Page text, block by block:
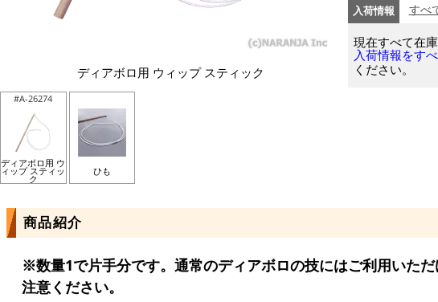
ディアボロ用 ウィップ スティック
#A-26274
ディアボロ用 ウ
ィップ スティッ
ク
ひも
入荷情報 すべ
現在すべて在庫
入荷情報をす
ください。
商品紹介
※数量1で片手分です。通常のディアボロの技にはご利用いた
注意ください。